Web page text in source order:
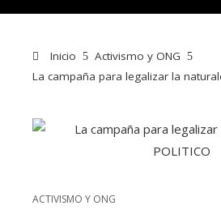
Inicio
Activismo y ONG
La campaña para legalizar la
ACTIVISMO Y ONG